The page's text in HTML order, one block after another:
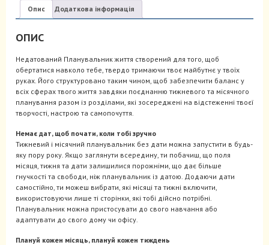
Виноградний
кількість
Опис Додаткова інформація
ОПИС
Недатований Планувальник життя створений для того, щоб
обертатися навколо тебе, твердо тримаючи твоє майбутнє у твоїх
руках. Його структуровано таким чином, щоб забезпечити баланс у
всіх сферах твого життя завдяки поєднанню тижневого та місячного
планування разом із розділами, які зосереджені на відстеженні твоєї
творчості, настрою та самопочуття.
Немає дат, щоб почати, коли тобі зручно
Тижневий і місячний планувальник без дати можна запустити в будь-
яку пору року. Якщо заглянути всередину, ти побачиш, що поля
місяця, тижня та дати залишилися порожніми, що дає більше
гнучкості та свободи, ніж планувальник із датою. Додаючи дати
самостійно, ти можеш вибрати, які місяці та тижні включити,
використовуючи лише ті сторінки, які тобі дійсно потрібні.
Планувальник можна пристосувати до свого навчання або
адаптувати до свого дому чи офісу.
Плануй кожен місяць, плануй кожен тиждень